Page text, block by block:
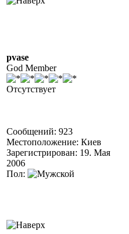
pvase
God Member
Отсутствует
Сообщений: 923
Местоположение: Киев
Зарегистрирован: 19. Мая
2006
Пол: